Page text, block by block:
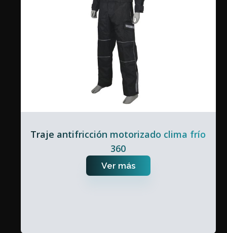
Traje antifricción motorizado clima frío
360
Ver más